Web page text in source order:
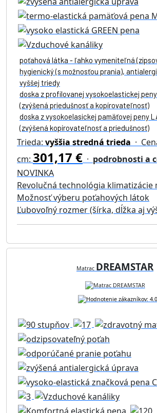
poťahová látka - ľahko vymeniteľná
hygienický (s možnosťou prania),
vyššej triedy
doska z profilovanej vysokoelastickej peny
(zvýšená priedušnosť a kopírovateľnosť)
doska z vysokoelasickej pamäťovej peny
(zvýšená kopírovateľnosť a priedušnosť)
Trieda: vyššia stredná trieda ·
cm: 301,17 € · podrobnosti a
NOVINKA
Revolučná technológia klimatizácie
Možnosť výberu poťahových látok
Ľubovoľný rozmer (šírka, dĺžka aj
Matrac DREAMSTAR